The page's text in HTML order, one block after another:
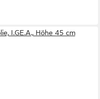
I.GE.A., Höhe 45 cm